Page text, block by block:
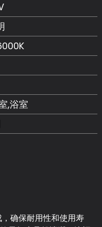
,浴室
确保耐用性和使用寿